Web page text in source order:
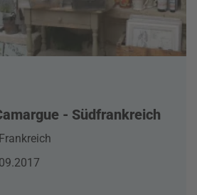
- Südfrankreich